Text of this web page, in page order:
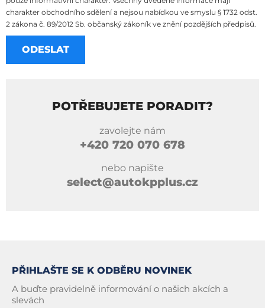
charakter obchodního sdělení a nejsou nabídkou ve smyslu § 1732 odst.
2 zákona č. 89/2012 Sb. občanský zákoník ve znění pozdějších předpisů.
POTŘEBUJETE PORADIT?
zavolejte nám
+420 720 070 678
nebo napište
select@autokpplus.cz
PŘIHLAŠTE SE K ODBĚRU NOVINEK
A buďte pravidelně informování o našich akcích a
slevách